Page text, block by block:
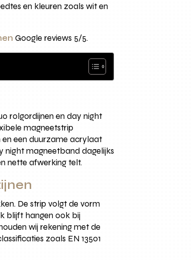
en kleuren zoals wit en
Google reviews 5/5.
rolgordijnen en day night
magneetstrip
een duurzame acrylaat
night magneetband dagelijks
nette afwerking telt.
De strip volgt de vorm
blijft hangen ook bij
wij rekening met de
zoals EN 13501